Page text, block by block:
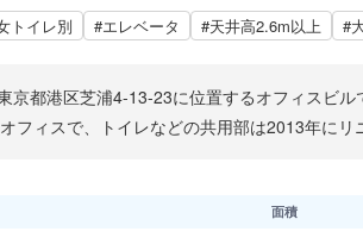
トイレ別 #エレベータ #天井高2.6m以上 #
京都港区芝浦4-13-23に位置するオフィスビ
フィスで、トイレなどの共用部は2013年にリ
面積